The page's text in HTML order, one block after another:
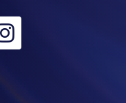
費或課程費用:
立繳費靈戶口及設